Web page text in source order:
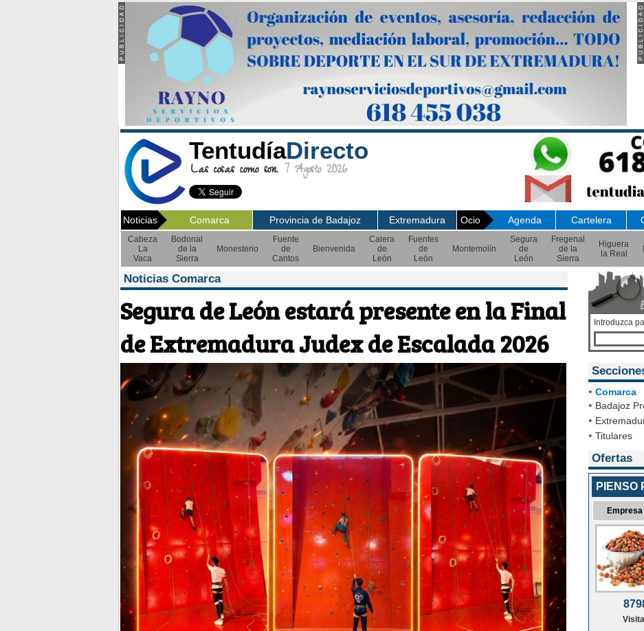
TentudíaDirecto
Las cosas como son. 7 Agosto 2026
Noticias Comarca Provincia de Badajoz Extremadura Ocio Agenda Cartelera
Cabeza
La
Vaca
Bodonal
de la
Sierra
Monesterio
Fuente
de
Cantos
Bienvenida
Calera
de
León
Fuentes
de
León
Montemolín
Segura
de
León
Fregenal
de la
Sierra
Higuera
la Real
Noticias Comarca
Segura de León estará presente en la Final
de Extremadura Judex de Escalada 2026
Introduzca
• Comarca
• Badajoz
•
• Titulares
Ofertas
PIENSO
Empresa